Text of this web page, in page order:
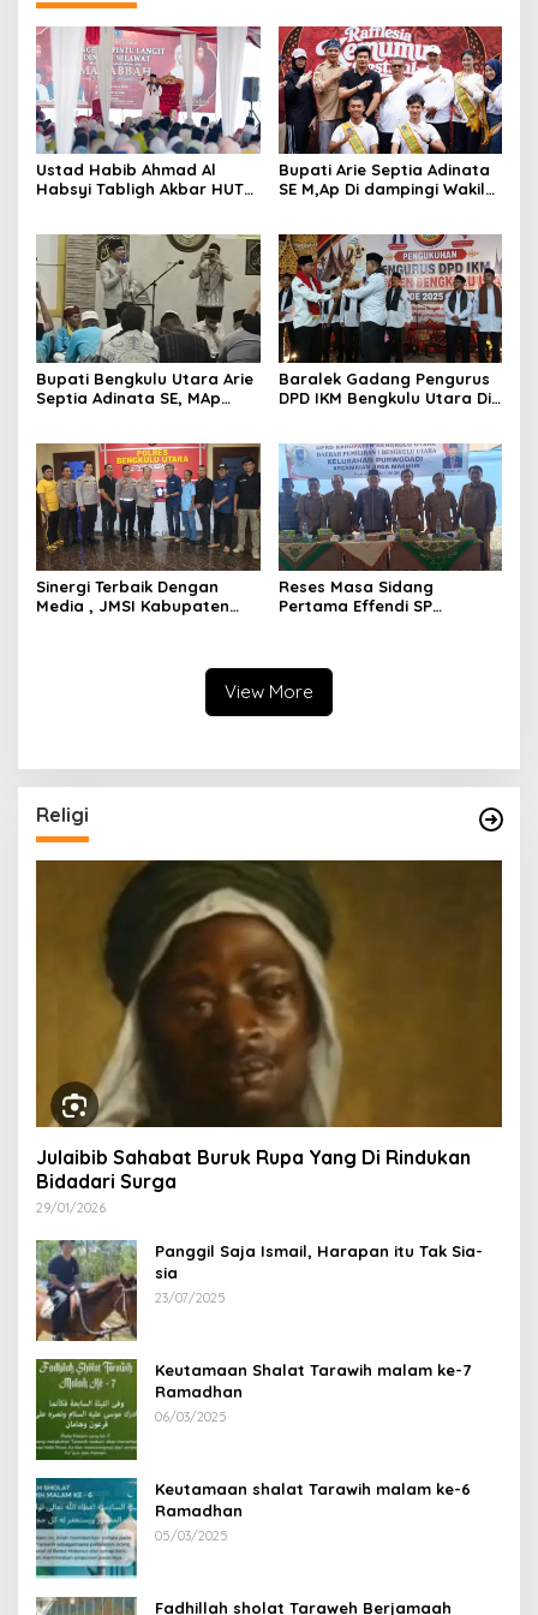
Ustad Habib Ahmad Al
Habsyi Tabligh Akbar HUT
Bupati Arie Septia Adinata
SE M,Ap Di dampingi Wakil
Festival
Bupati Bengkulu Utara Arie
Septia Adinata SE, MAp
Rasa Syukur
Baralek Gadang Pengurus
DPD IKM Bengkulu Utara Di
Sinergi Terbaik Dengan
Media , JMSI Kabupaten
Kepada Kapolres Bengkulu
Reses Masa Sidang
Pertama Effendi SP
View More
Religi
Julaibib Sahabat Buruk Rupa Yang Di Rindukan
Bidadari Surga
29/01/2026
Panggil Saja Ismail, Harapan itu Tak Sia-
sia
23/07/2025
Keutamaan Shalat Tarawih malam ke-7
Ramadhan
06/03/2025
Keutamaan shalat Tarawih malam ke-6
Ramadhan
05/03/2025
Fadhillah sholat Taraweh Berjamaah